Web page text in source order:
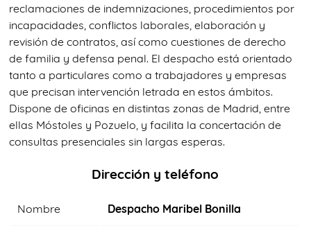
reclamaciones de indemnizaciones, procedimientos por
incapacidades, conflictos laborales, elaboración y
revisión de contratos, así como cuestiones de derecho
de familia y defensa penal. El despacho está orientado
tanto a particulares como a trabajadores y empresas
que precisan intervención letrada en estos ámbitos.
Dispone de oficinas en distintas zonas de Madrid, entre
ellas Móstoles y Pozuelo, y facilita la concertación de
consultas presenciales sin largas esperas.
Dirección y teléfono
Nombre Despacho Maribel Bonilla